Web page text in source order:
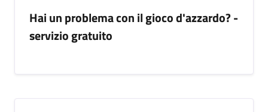
Hai un problema con il gioco d'azzardo? -
servizio gratuito